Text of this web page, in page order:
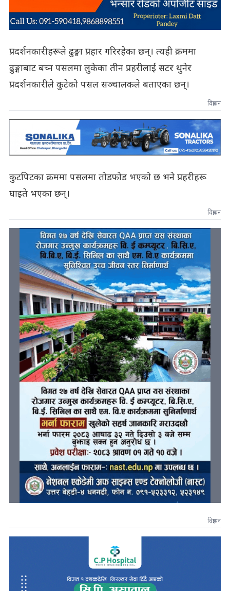
प्रदर्शनकारीहरूले ढुङ्गा प्रहार गरिरहेका छन्। त्यही क्रममा
ढुङ्गाबाट बच्न पसलमा लुकेका तीन प्रहरीलाई सटर थुनेर
प्रदर्शनकारीले कुटेको पसल सञ्चालकले बताएका छन्।
विज्ञापन
कुटपिटका क्रममा पसलमा तोडफोड भएको छ भने प्रहरीहरू
घाइते भएका छन्।
विज्ञापन
विज्ञापन